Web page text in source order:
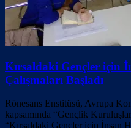
Kırsaldaki Gençler için
Çalışmaları Başladı
Rönesans Enstitüsü, Avrupa
kapsamında “Gençlik
“Kırsaldaki Gençler için İnsan